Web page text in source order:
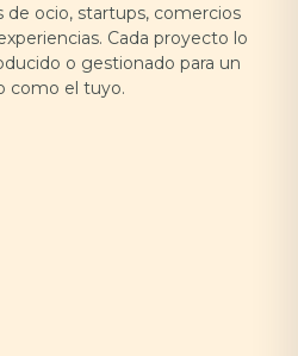
de ocio, startups, comercios
Cada proyecto lo
o gestionado para un
como el tuyo.